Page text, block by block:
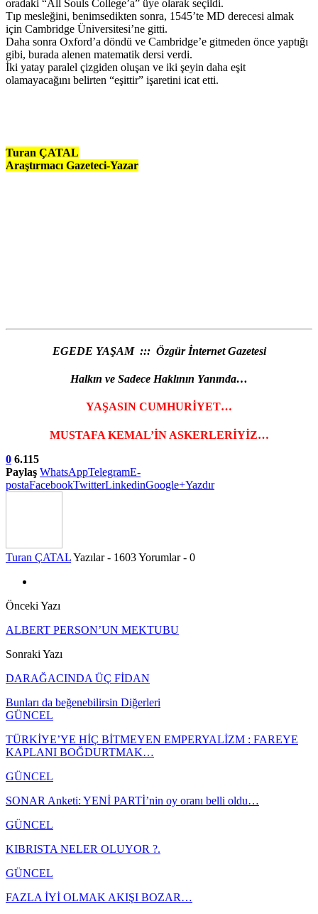
oradaki “All Souls College’a” üye olarak seçildi.
Tıp mesleğini, benimsedikten sonra, 1545’te MD derecesi almak
için Cambridge Üniversitesi’ne gitti.
Daha sonra Oxford’a döndü ve Cambridge’e gitmeden önce yaptığı
gibi, burada alenen matematik dersi verdi.
İki yatay paralel çizgiden oluşan ve iki şeyin daha eşit
olamayacağını belirten “eşittir” işaretini icat etti.
Turan ÇATAL
Araştırmacı Gazeteci-Yazar
EGEDE YAŞAM ::: Özgür İnternet Gazetesi
Halkın ve Sadece Haklının Yanında…
YAŞASIN CUMHURİYET…
MUSTAFA KEMAL’İN ASKERLERİYİZ…
0 6.115
Paylaş WhatsAppTelegramE-
postaFacebookTwitterLinkedinGoogle+Yazdır
Turan ÇATALYazılar - 1603Yorumlar - 0
Önceki Yazı
ALBERT PERSON’UN MEKTUBU
Sonraki Yazı
DARAĞACINDA ÜÇ FİDAN
Bunları da beğenebilirsin Diğerleri
GÜNCEL
TÜRKİYE’YE HİÇ BİTMEYEN EMPERYALİZM : FAREYE
KAPLANI BOĞDURTMAK…
GÜNCEL
SONAR Anketi: YENİ PARTİ’nin oy oranı belli oldu…
GÜNCEL
KIBRISTA NELER OLUYOR ?.
GÜNCEL
FAZLA İYİ OLMAK AKIŞI BOZAR…